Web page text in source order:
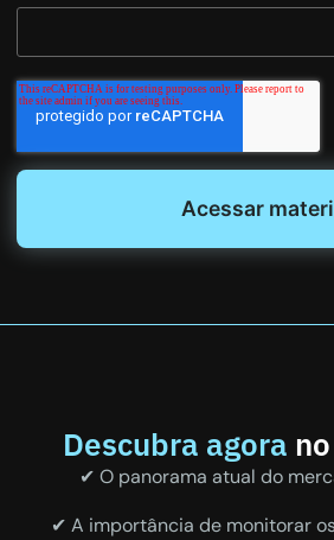
Descubra agora
✔ O panorama atual do
✔ A importância de monitorar